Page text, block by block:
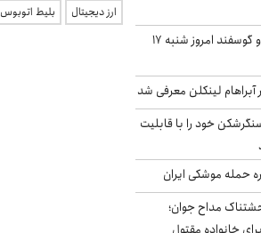
قیمت گوشت گوساله و گوسفند امروز شنبه ۱۷
آبراهام لینکلن معرفی شد
خود را با قابلیت
حمله موشکی ایران
مداح جوان؛
ارز دیجیتال
بلیط اتوبوس